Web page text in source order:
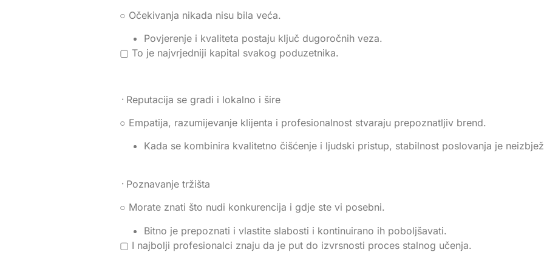
○ Očekivanja nikada nisu bila veća.
Povjerenje i kvaliteta postaju ključ dugoročnih veza.
▢ To je najvrjedniji kapital svakog poduzetnika.
᠂ Reputacija se gradi i lokalno i šire
○ Empatija, razumijevanje klijenta i profesionalnost stvaraju prepoznatljiv brend.
Kada se kombinira kvalitetno čišćenje i ljudski pristup, stabilnost poslovanja je
᠂ Poznavanje tržišta
○ Morate znati što nudi konkurencija i gdje ste vi posebni.
Bitno je prepoznati i vlastite slabosti i kontinuirano ih poboljšavati.
▢ I najbolji profesionalci znaju da je put do izvrsnosti proces stalnog učenja.